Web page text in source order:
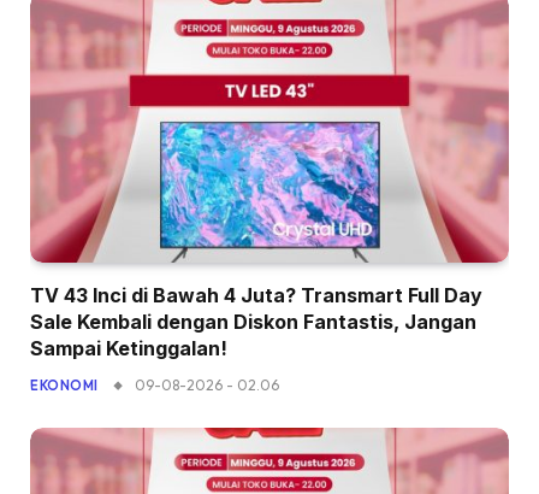
TV 43 Inci di Bawah 4 Juta? Transmart Full Day
Sale Kembali dengan Diskon Fantastis, Jangan
Sampai Ketinggalan!
EKONOMI 09-08-2026 - 02.06